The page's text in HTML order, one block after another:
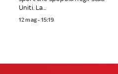
Uniti. La...
12 mag - 15:19